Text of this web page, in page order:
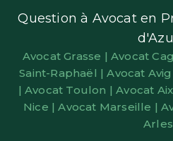
Question à Avocat en
Avocat Grasse |Avocat
Saint-Raphaël |Avocat
| Avocat Toulon |Avocat
Nice |Avocat Marseille |
Arles